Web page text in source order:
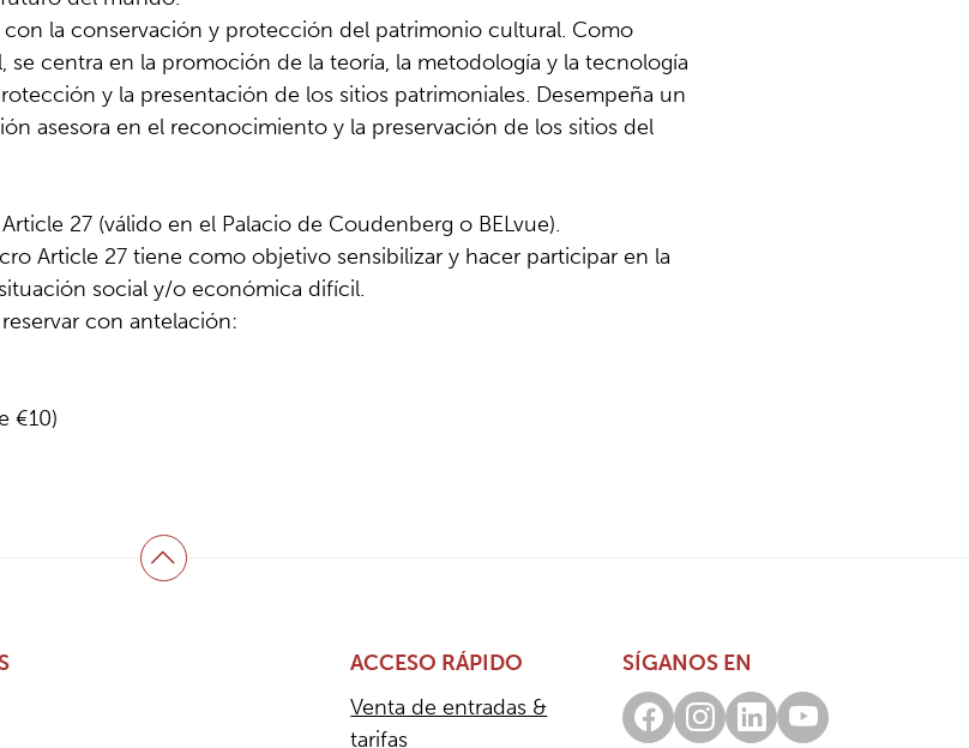
la conservación y protección del patrimonio cultural. Como
centra en la promoción de la teoría, la metodología y la tecnología
y la presentación de los sitios patrimoniales. Desempeña un
asesora en el reconocimiento y la preservación de los sitios del
27 (válido en el Palacio de Coudenberg o BELvue).
Article 27 tiene como objetivo sensibilizar y hacer participar en la
social y/o económica difícil.
con antelación:
€10)
Volver arriba
ACCESO RÁPIDO
Venta de entradas &
tarifas
SÍGANOS EN
Facebook
Instagram
LinkedInYoutube